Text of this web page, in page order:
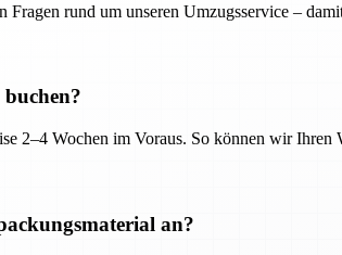
rund um unseren Umzugsservice –
2–4 Wochen im Voraus. So können wir Ihren
an?